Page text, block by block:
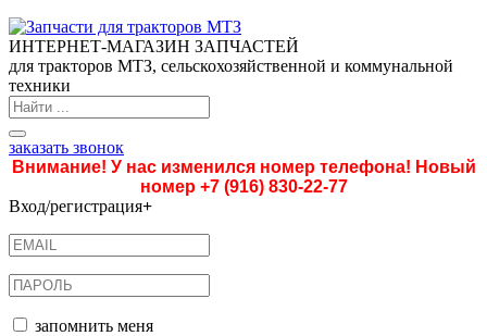
ИНТЕРНЕТ-МАГАЗИН ЗАПЧАСТЕЙ
для тракторов МТЗ, сельскохозяйственной и коммунальной
техники
заказать звонок
Внимание! У нас изменился номер телефона! Новый
номер +7 (916) 830-22-77
Вход/регистрация+
запомнить меня